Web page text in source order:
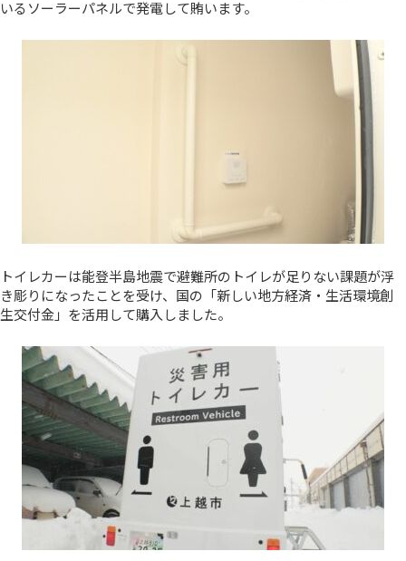
いるソーラーパネルで発電して賄います。
トイレカーは能登半島地震で避難所のトイレが足りない課題が浮
き彫りになったことを受け、国の「新しい地方経済・生活環境創
生交付金」を活用して購入しました。